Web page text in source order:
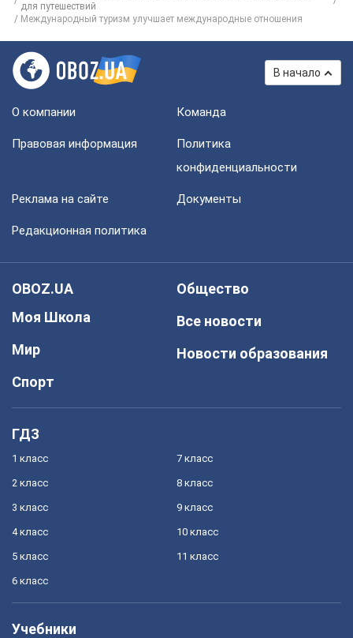
для путешествий
Международный туризм улучшает международные отношения
В начало
О компании Команда
Правовая информация
Политика
конфиденциальности
Реклама на сайте Документы
Редакционная политика
OBOZ.UA
Моя Школа
Мир
Спорт
Общество
Все новости
Новости образования
ГДЗ
1 класс
2 класс
3 класс
4 класс
5 класс
6 класс
7 класс
8 класс
9 класс
10 класс
11 класс
Учебники